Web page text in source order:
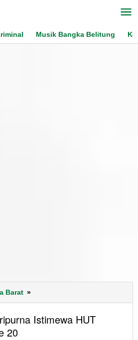
Musik Bangka Belitung
Barat »
Gelar
Istimewa
Istimewa HUT
20